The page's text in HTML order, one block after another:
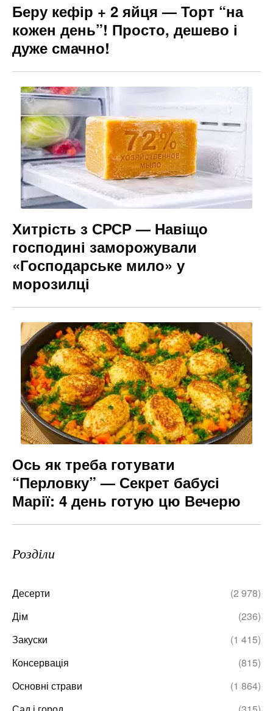
Беру кефір + 2 яйця — Торт “на
кожен день”! Просто, дешево і
дуже смачно!
Хитрість з СРСР — Навіщо
господині заморожували
«Господарське мило» у
морозилці
Ось як треба готувати
“Перловку” — Секрет бабусі
Марії: 4 день готую цю Вечерю
Розділи
Десерти
(2 978)
Дім
(236)
Закуски
(1 415)
Консервація
(815)
Основні страви
(1 864)